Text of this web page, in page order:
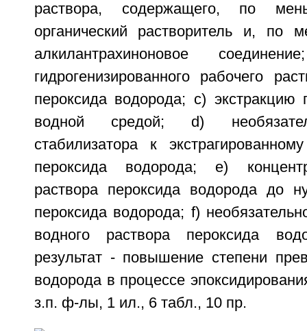
раствора, содержащего, по
органический растворитель и, по
алкилантрахиноновое
гидрогенизированного рабочего
пероксида водорода; с) экстракцию
водной средой; d)
стабилизатора к
пероксида водорода; е)
раствора пероксида водорода до
пероксида водорода; f)
водного раствора пероксида
результат - повышение степени
водорода в процессе
з.п. ф-лы, 1 ил., 6 табл., 10 пр.